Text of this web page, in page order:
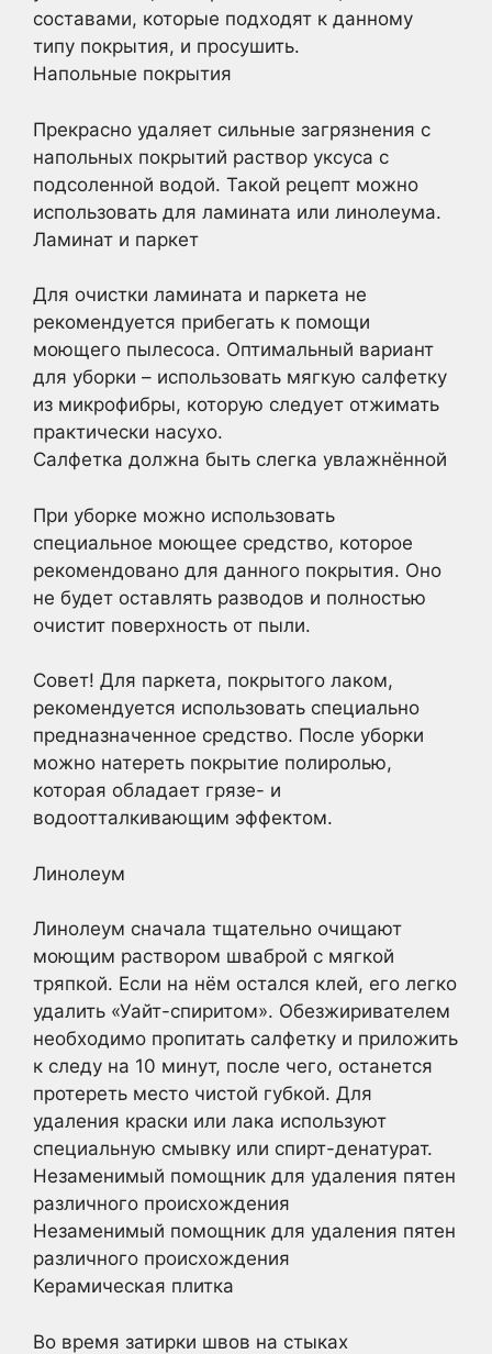
составами, которые подходят к данному
типу покрытия, и просушить.
Напольные покрытия
Прекрасно удаляет сильные загрязнения с
напольных покрытий раствор уксуса с
подсоленной водой. Такой рецепт можно
использовать для ламината или линолеума.
Ламинат и паркет
Для очистки ламината и паркета не
рекомендуется прибегать к помощи
моющего пылесоса. Оптимальный вариант
для уборки – использовать мягкую салфетку
из микрофибры, которую следует отжимать
практически насухо.
Салфетка должна быть слегка увлажнённой
При уборке можно использовать
специальное моющее средство, которое
рекомендовано для данного покрытия. Оно
не будет оставлять разводов и полностью
очистит поверхность от пыли.
Совет! Для паркета, покрытого лаком,
рекомендуется использовать специально
предназначенное средство. После уборки
можно натереть покрытие полиролью,
которая обладает грязе- и
водоотталкивающим эффектом.
Линолеум
Линолеум сначала тщательно очищают
моющим раствором шваброй с мягкой
тряпкой. Если на нём остался клей, его легко
удалить «Уайт-спиритом». Обезжиривателем
необходимо пропитать салфетку и приложить
к следу на 10 минут, после чего, останется
протереть место чистой губкой. Для
удаления краски или лака используют
специальную смывку или спирт-денатурат.
Незаменимый помощник для удаления пятен
различного происхождения
Незаменимый помощник для удаления пятен
различного происхождения
Керамическая плитка
Во время затирки швов на стыках